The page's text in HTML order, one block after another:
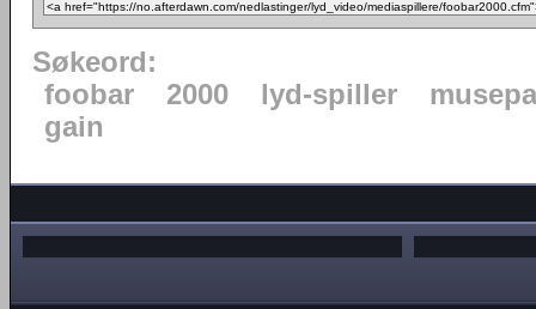
Søkeord:
foobar
2000 lyd-spiller
gain